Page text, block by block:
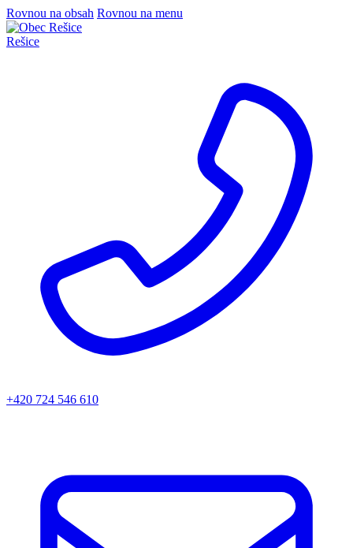
Rovnou na obsah Rovnou na menu
Rešice
+420 724 546 610